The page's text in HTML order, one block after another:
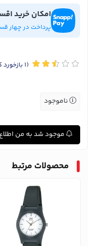
امکان خرید
پرداخت در چهار
(1 بازخورد
ناموجود
موجود شد به من
محصولات مرتبط